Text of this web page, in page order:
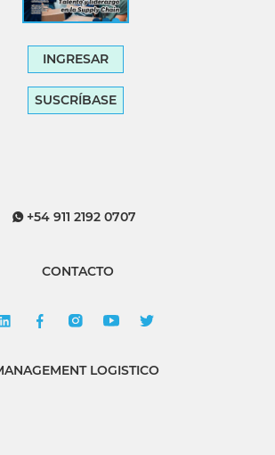
INGRESAR
SUSCRÍBASE
+54 911 2192 0707
CONTACTO
LOGISTICO